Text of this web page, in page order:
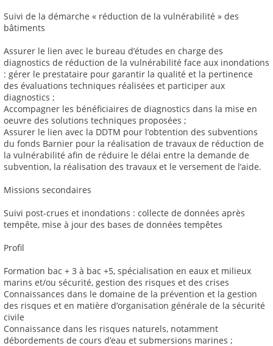
Suivi de la démarche « réduction de la vulnérabilité » des
bâtiments
Assurer le lien avec le bureau d’études en charge des
diagnostics de réduction de la vulnérabilité face aux inondations
: gérer le prestataire pour garantir la qualité et la pertinence
des évaluations techniques réalisées et participer aux
diagnostics ;
Accompagner les bénéficiaires de diagnostics dans la mise en
oeuvre des solutions techniques proposées ;
Assurer le lien avec la DDTM pour l’obtention des subventions
du fonds Barnier pour la réalisation de travaux de réduction de
la vulnérabilité afin de réduire le délai entre la demande de
subvention, la réalisation des travaux et le versement de l’aide.
Missions secondaires
Suivi post-crues et inondations : collecte de données après
tempête, mise à jour des bases de données tempêtes
Profil
Formation bac + 3 à bac +5, spécialisation en eaux et milieux
marins et/ou sécurité, gestion des risques et des crises
Connaissances dans le domaine de la prévention et la gestion
des risques et en matière d’organisation générale de la sécurité
civile
Connaissance dans les risques naturels, notamment
débordements de cours d’eau et submersions marines ;